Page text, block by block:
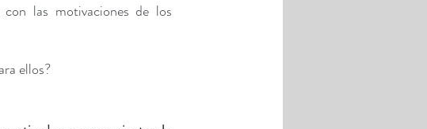
las motivaciones de los
ellos?